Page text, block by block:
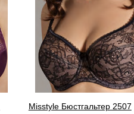
Misstyle Бюстгальтер 2507